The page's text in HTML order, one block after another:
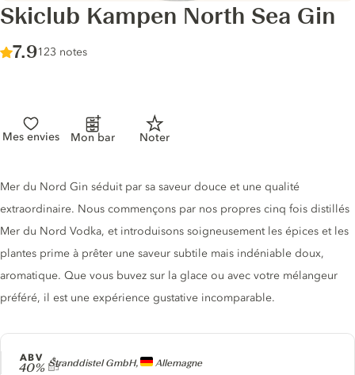
Skiclub Kampen North Sea Gin
Score :
7.9/ 10
123 notes
Mes envies Mon bar Noter
Producteur
Stranddistel GmbH, Allemagne
ABV
40%
Description du gin
Mer du Nord Gin séduit par sa saveur douce et une qualité
extraordinaire. Nous commençons par nos propres cinq fois distillés
Mer du Nord Vodka, et introduisons soigneusement les épices et les
plantes prime à prêter une saveur subtile mais indéniable doux,
aromatique. Que vous buvez sur la glace ou avec votre mélangeur
préféré, il est une expérience gustative incomparable.